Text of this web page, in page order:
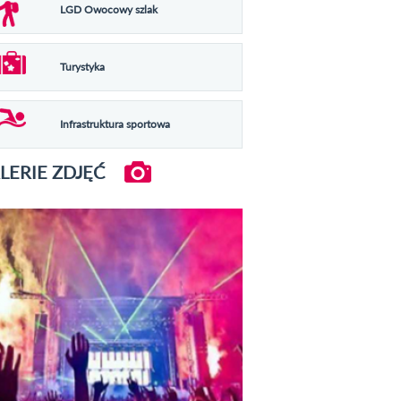
LGD Owocowy szlak
Turystyka
Infrastruktura sportowa
ZDJĘĆ